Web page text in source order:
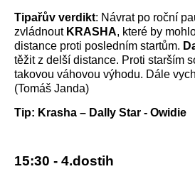
Tipařův verdikt: Návrat po roční
zvládnout KRASHA, které by
distance proti posledním startům.
těžit z delší distance. Proti starším
takovou váhovou výhodu. Dále
(Tomáš Janda)
Tip: Krasha – Dally Star - Owidie
15:30 - 4.dostih